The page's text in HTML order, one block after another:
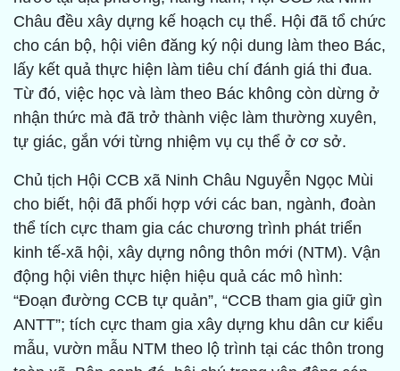
Châu đều xây dựng kế hoạch cụ thể. Hội đã tổ chức
cho cán bộ, hội viên đăng ký nội dung làm theo Bác,
lấy kết quả thực hiện làm tiêu chí đánh giá thi đua.
Từ đó, việc học và làm theo Bác không còn dừng ở
nhận thức mà đã trở thành việc làm thường xuyên,
tự giác, gắn với từng nhiệm vụ cụ thể ở cơ sở.
Chủ tịch Hội CCB xã Ninh Châu Nguyễn Ngọc Mùi
cho biết, hội đã phối hợp với các ban, ngành, đoàn
thể tích cực tham gia các chương trình phát triển
kinh tế-xã hội, xây dựng nông thôn mới (NTM). Vận
động hội viên thực hiện hiệu quả các mô hình:
“Đoạn đường CCB tự quản”, “CCB tham gia giữ gìn
ANTT”; tích cực tham gia xây dựng khu dân cư kiểu
mẫu, vườn mẫu NTM theo lộ trình tại các thôn trong